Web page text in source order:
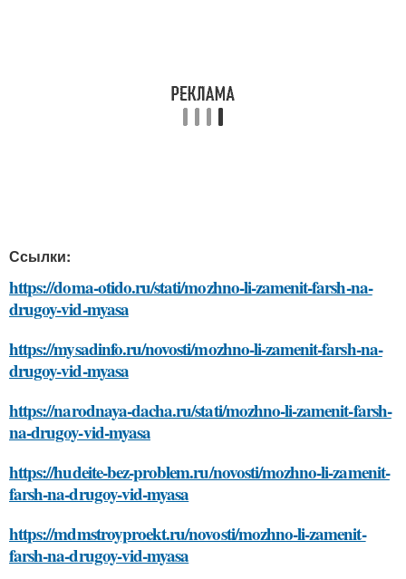
Ссылки:
https://doma-otido.ru/stati/mozhno-li-zamenit-farsh-na-
drugoy-vid-myasa
https://mysadinfo.ru/novosti/mozhno-li-zamenit-farsh-na-
drugoy-vid-myasa
https://narodnaya-dacha.ru/stati/mozhno-li-zamenit-farsh-
na-drugoy-vid-myasa
https://hudeite-bez-problem.ru/novosti/mozhno-li-zamenit-
farsh-na-drugoy-vid-myasa
https://mdmstroyproekt.ru/novosti/mozhno-li-zamenit-
farsh-na-drugoy-vid-myasa